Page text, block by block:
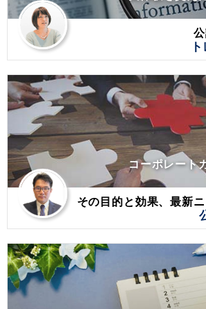
コーポレート
その目的と効果、最新